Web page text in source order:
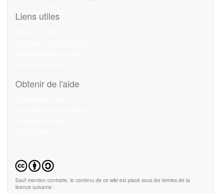
Liens utiles
Obtenir de l'aide
Sauf mention contraire, le contenu de ce wiki est placé sous les termes de la
licence suivante :